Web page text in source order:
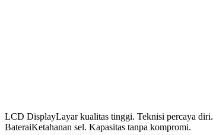
LCD DisplayLayar kualitas tinggi. Teknisi percaya diri.
BateraiKetahanan sel. Kapasitas tanpa kompromi.